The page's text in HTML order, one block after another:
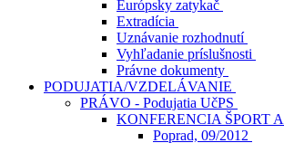
Európsky zatykač
Extradícia
Uznávanie rozhodnutí
Vyhľadanie príslušnosti
Právne dokumenty
PODUJATIA/VZDELÁVANIE
PRÁVO - Podujatia UčPS
KONFERENCIA ŠPORT
Poprad, 09/2012